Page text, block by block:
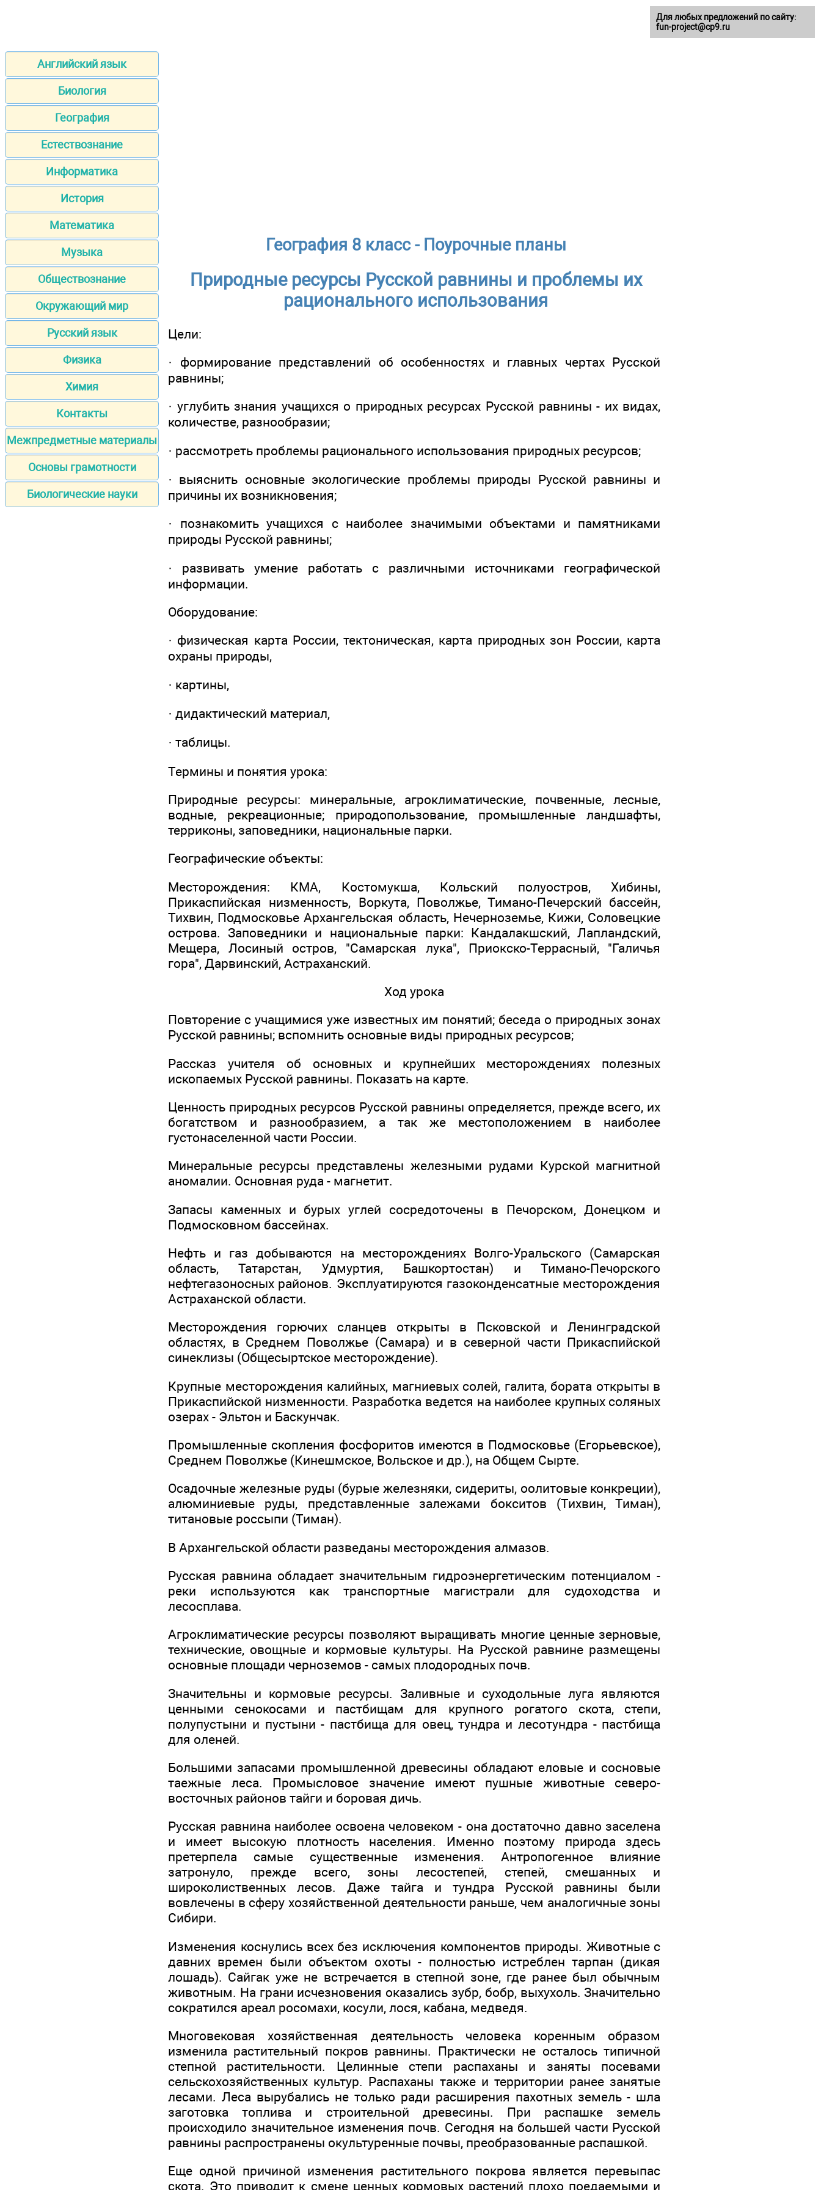
Английский язык
Биология
География
Естествознание
Информатика
История
Математика
Музыка
Обществознание
Окружающий мир
Русский язык
Физика
Химия
Контакты
Межпредметные материалы
Основы грамотности
Биологические науки
География 8 класс - Поурочные планы
Природные ресурсы Русской равнины и проблемы их
рационального использования
Цели:
· формирование представлений об особенностях и главных чертах Русской
равнины;
· углубить знания учащихся о природных ресурсах Русской равнины - их видах,
количестве, разнообразии;
· рассмотреть проблемы рационального использования природных ресурсов;
· выяснить основные экологические проблемы природы Русской равнины и
причины их возникновения;
· познакомить учащихся с наиболее значимыми объектами и памятниками
природы Русской равнины;
· развивать умение работать с различными источниками географической
информации.
Оборудование:
· физическая карта России, тектоническая, карта природных зон России, карта
охраны природы,
· картины,
· дидактический материал,
· таблицы.
Термины и понятия урока:
Природные ресурсы: минеральные, агроклиматические, почвенные, лесные,
водные, рекреационные; природопользование, промышленные ландшафты,
терриконы, заповедники, национальные парки.
Географические объекты:
Месторождения: КМА, Костомукша, Кольский полуостров, Хибины,
Прикаспийская низменность, Воркута, Поволжье, Тимано-Печерский бассейн,
Тихвин, Подмосковье Архангельская область, Нечерноземье, Кижи, Соловецкие
острова. Заповедники и национальные парки: Кандалакшский, Лапландский,
Мещера, Лосиный остров, "Самарская лука", Приокско-Террасный, "Галичья
гора", Дарвинский, Астраханский.
Ход урока
Повторение с учащимися уже известных им понятий; беседа о природных зонах
Русской равнины; вспомнить основные виды природных ресурсов;
Рассказ учителя об основных и крупнейших месторождениях полезных
ископаемых Русской равнины. Показать на карте.
Ценность природных ресурсов Русской равнины определяется, прежде всего, их
богатством и разнообразием, а так же местоположением в наиболее
густонаселенной части России.
Минеральные ресурсы представлены железными рудами Курской магнитной
аномалии. Основная руда - магнетит.
Запасы каменных и бурых углей сосредоточены в Печорском, Донецком и
Подмосковном бассейнах.
Нефть и газ добываются на месторождениях Волго-Уральского (Самарская
область, Татарстан, Удмуртия, Башкортостан) и Тимано-Печорского
нефтегазоносных районов. Эксплуатируются газоконденсатные месторождения
Астраханской области.
Месторождения горючих сланцев открыты в Псковской и Ленинградской
областях, в Среднем Поволжье (Самара) и в северной части Прикаспийской
синеклизы (Общесыртское месторождение).
Крупные месторождения калийных, магниевых солей, галита, бората открыты в
Прикаспийской низменности. Разработка ведется на наиболее крупных соляных
озерах - Эльтон и Баскунчак.
Промышленные скопления фосфоритов имеются в Подмосковье (Егорьевское),
Среднем Поволжье (Кинешмское, Вольское и др.), на Общем Сырте.
Осадочные железные руды (бурые железняки, сидериты, оолитовые конкреции),
алюминиевые руды, представленные залежами бокситов (Тихвин, Тиман),
титановые россыпи (Тиман).
В Архангельской области разведаны месторождения алмазов.
Русская равнина обладает значительным гидроэнергетическим потенциалом -
реки используются как транспортные магистрали для судоходства и
лесосплава.
Агроклиматические ресурсы позволяют выращивать многие ценные зерновые,
технические, овощные и кормовые культуры. На Русской равнине размещены
основные площади черноземов - самых плодородных почв.
Значительны и кормовые ресурсы. Заливные и суходольные луга являются
ценными сенокосами и пастбищам для крупного рогатого скота, степи,
полупустыни и пустыни - пастбища для овец, тундра и лесотундра - пастбища
для оленей.
Большими запасами промышленной древесины обладают еловые и сосновые
таежные леса. Промысловое значение имеют пушные животные северо-
восточных районов тайги и боровая дичь.
Русская равнина наиболее освоена человеком - она достаточно давно заселена
и имеет высокую плотность населения. Именно поэтому природа здесь
претерпела самые существенные изменения. Антропогенное влияние
затронуло, прежде всего, зоны лесостепей, степей, смешанных и
широколиственных лесов. Даже тайга и тундра Русской равнины были
вовлечены в сферу хозяйственной деятельности раньше, чем аналогичные зоны
Сибири.
Изменения коснулись всех без исключения компонентов природы. Животные с
давних времен были объектом охоты - полностью истреблен тарпан (дикая
лошадь). Сайгак уже не встречается в степной зоне, где ранее был обычным
животным. На грани исчезновения оказались зубр, бобр, выхухоль. Значительно
сократился ареал росомахи, косули, лося, кабана, медведя.
Многовековая хозяйственная деятельность человека коренным образом
изменила растительный покров равнины. Практически не осталось типичной
степной растительности. Целинные степи распаханы и заняты посевами
сельскохозяйственных культур. Распаханы также и территории ранее занятые
лесами. Леса вырубались не только ради расширения пахотных земель - шла
заготовка топлива и строительной древесины. При распашке земель
происходило значительное изменения почв. Сегодня на большей части Русской
равнины распространены окультуренные почвы, преобразованные распашкой.
Еще одной причиной изменения растительного покрова является перевыпас
скота. Это приводит к смене ценных кормовых растений плохо поедаемыми и
Для любых предложений по сайту:
fun-project@cp9.ru